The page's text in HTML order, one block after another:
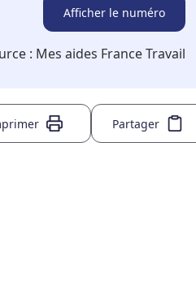
Afficher le numéro
: Mes aides France Travail
Partager